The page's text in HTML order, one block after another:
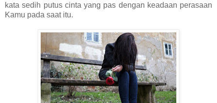
kata sedih putus cinta yang pas dengan keadaan perasaan
Kamu pada saat itu.